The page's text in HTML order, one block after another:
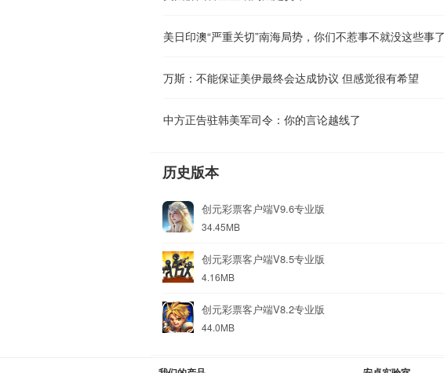
万斯：不能保证美伊最终会达成协议 但感觉很有希望
中方正告驻韩美军司令：你的言论越线了
历史版本
创元彩票客户端V9.6专业版
34.45MB
创元彩票客户端V8.5专业版
4.16MB
创元彩票客户端V8.2专业版
44.0MB